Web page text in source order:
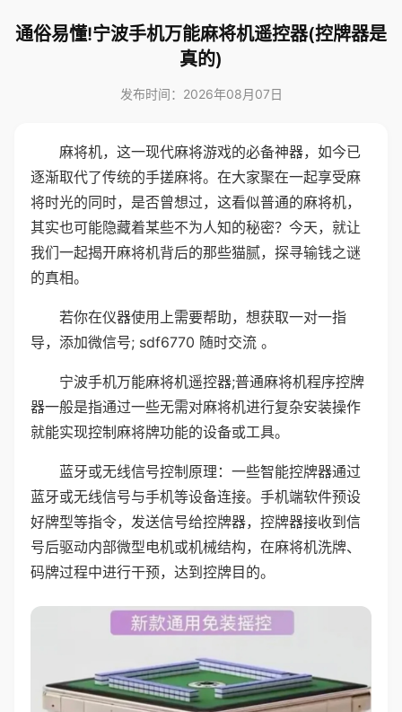
通俗易懂!宁波手机万能麻将机遥控器(控牌器是
真的)
发布时间：2026年08月07日
麻将机，这一现代麻将游戏的必备神器，如今已
逐渐取代了传统的手搓麻将。在大家聚在一起享受麻
将时光的同时，是否曾想过，这看似普通的麻将机，
其实也可能隐藏着某些不为人知的秘密？今天，就让
我们一起揭开麻将机背后的那些猫腻，探寻输钱之谜
的真相。
若你在仪器使用上需要帮助，想获取一对一指
导，添加微信号; sdf6770 随时交流 。
宁波手机万能麻将机遥控器;普通麻将机程序控牌
器一般是指通过一些无需对麻将机进行复杂安装操作
就能实现控制麻将牌功能的设备或工具。
蓝牙或无线信号控制原理：一些智能控牌器通过
蓝牙或无线信号与手机等设备连接。手机端软件预设
好牌型等指令，发送信号给控牌器，控牌器接收到信
号后驱动内部微型电机或机械结构，在麻将机洗牌、
码牌过程中进行干预，达到控牌目的。